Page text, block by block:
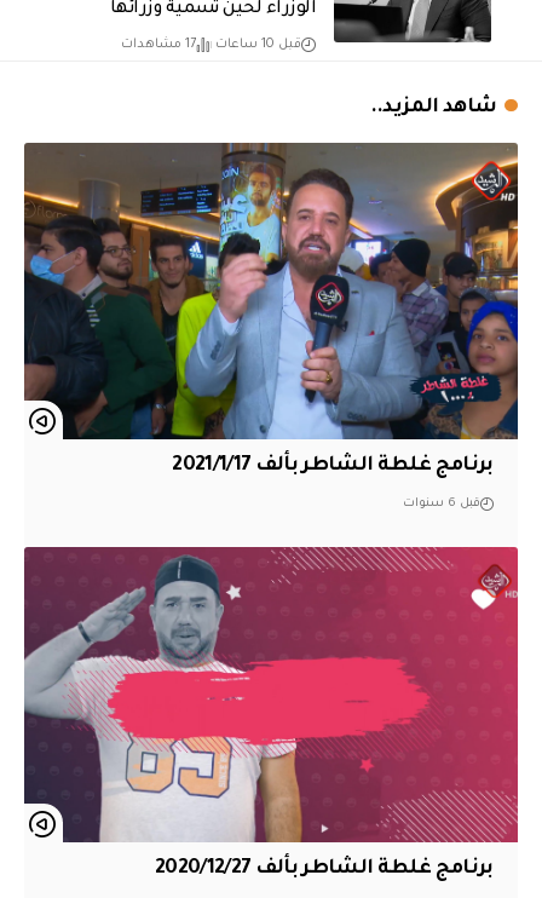
الوزراء لحين تسمية وزرائها
قبل 10 ساعات 17 مشاهدات
شاهد المزيد..
برنامج غلطة الشاطر بألف 2021/1/17
قبل 6 سنوات
برنامج غلطة الشاطر بألف 2020/12/27